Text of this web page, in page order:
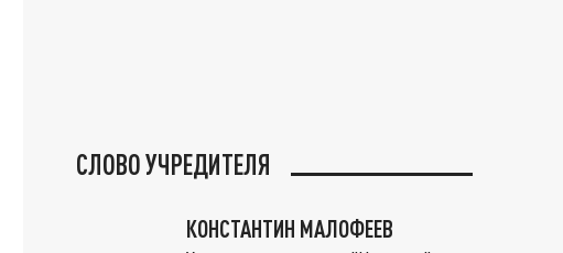
СЛОВО УЧРЕДИТЕЛЯ
КОНСТАНТИН МАЛОФЕЕВ